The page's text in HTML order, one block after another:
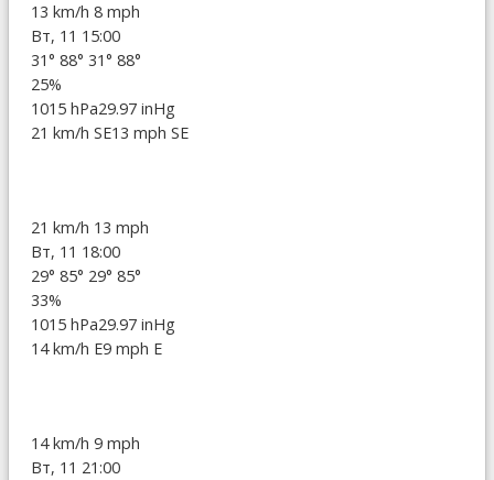
13 km/h 8 mph
Вт, 11 15:00
31° 88° 31° 88°
25%
1015 hPa29.97 inHg
21 km/h SE13 mph SE
21 km/h 13 mph
Вт, 11 18:00
29° 85° 29° 85°
33%
1015 hPa29.97 inHg
14 km/h E9 mph E
14 km/h 9 mph
Вт, 11 21:00